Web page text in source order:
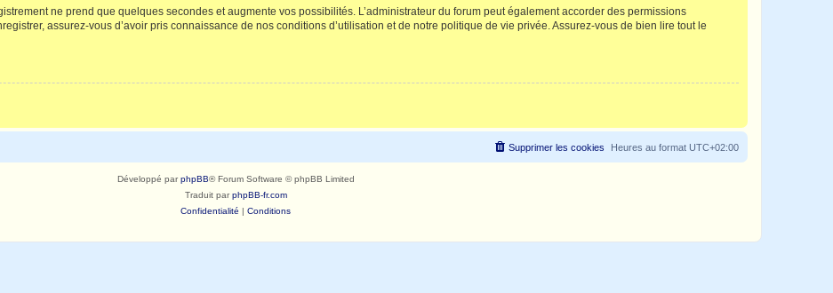
ne prend que quelques secondes et augmente vos possibilités. L’administrateur du forum peut également accorder des permissions
assurez-vous d’avoir pris connaissance de nos conditions d’utilisation et de notre politique de vie privée. Assurez-vous de bien lire tout le
Heures au format UTC+02:00
Supprimer les cookies
Développé parphpBB® Forum Software © phpBB Limited
Traduit parphpBB-fr.com
Confidentialité | Conditions